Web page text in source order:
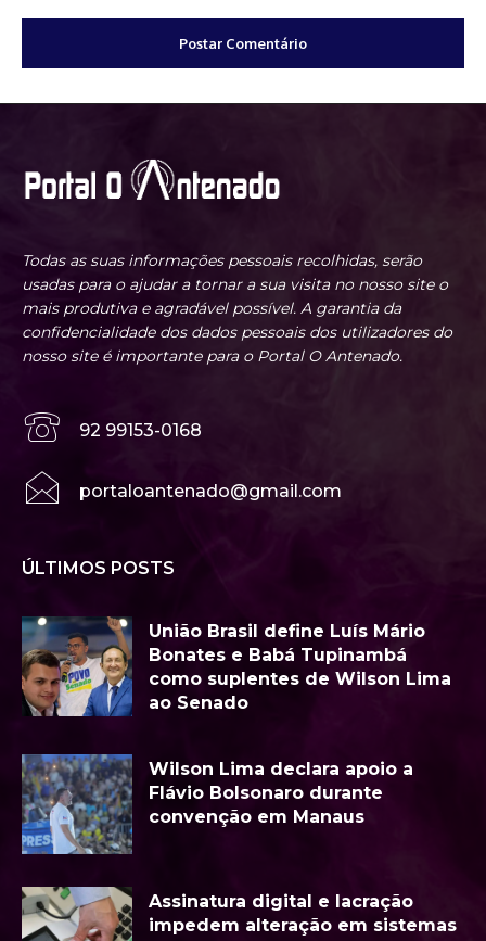
Todas as suas informações pessoais recolhidas, serão
usadas para o ajudar a tornar a sua visita no nosso site o
mais produtiva e agradável possível. A garantia da
confidencialidade dos dados pessoais dos utilizadores do
nosso site é importante para o Portal O Antenado.
92 99153-0168
portaloantenado@gmail.com
ÚLTIMOS POSTS
União Brasil define Luís Mário
Bonates e Babá Tupinambá
como suplentes de Wilson Lima
ao Senado
Wilson Lima declara apoio a
Flávio Bolsonaro durante
convenção em Manaus
Assinatura digital e lacração
impedem alteração em sistemas